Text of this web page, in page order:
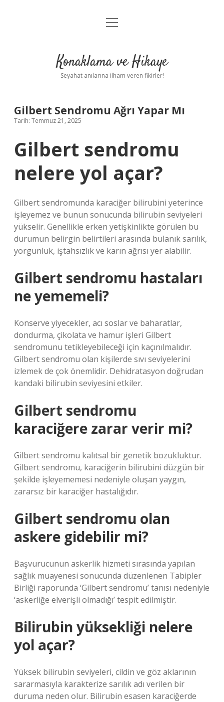
Anasayfa
Yasal Uyarı
menüyü
Konaklama ve Hikaye
Seyahat anılarına ilham veren fikirler!
Gilbert Sendromu Ağrı Yapar Mı
Tarih: Temmuz 21, 2025
Gilbert sendromu
nelere yol açar?
Gilbert sendromunda karaciğer bilirubini yeterince
işleyemez ve bunun sonucunda bilirubin seviyeleri
yükselir. Genellikle erken yetişkinlikte görülen bu
durumun belirgin belirtileri arasında bulanık sarılık,
yorgunluk, iştahsızlık ve karın ağrısı yer alabilir.
Gilbert sendromu hastaları
ne yememeli?
Konserve yiyecekler, acı soslar ve baharatlar,
dondurma, çikolata ve hamur işleri Gilbert
sendromunu tetikleyebileceği için kaçınılmalıdır.
Gilbert sendromu olan kişilerde sıvı seviyelerini
izlemek de çok önemlidir. Dehidratasyon doğrudan
kandaki bilirubin seviyesini etkiler.
Gilbert sendromu
karaciğere zarar verir mi?
Gilbert sendromu kalıtsal bir genetik bozukluktur.
Gilbert sendromu, karaciğerin bilirubini düzgün bir
şekilde işleyememesi nedeniyle oluşan yaygın,
zararsız bir karaciğer hastalığıdır.
Gilbert sendromu olan
askere gidebilir mi?
Başvurucunun askerlik hizmeti sırasında yapılan
sağlık muayenesi sonucunda düzenlenen Tabipler
Birliği raporunda ‘Gilbert sendromu’ tanısı nedeniyle
‘askerliğe elverişli olmadığı’ tespit edilmiştir.
Bilirubin yüksekliği nelere
yol açar?
Yüksek bilirubin seviyeleri, cildin ve göz aklarının
sararmasıyla karakterize sarılık adı verilen bir
duruma neden olur. Bilirubin esasen karaciğerde